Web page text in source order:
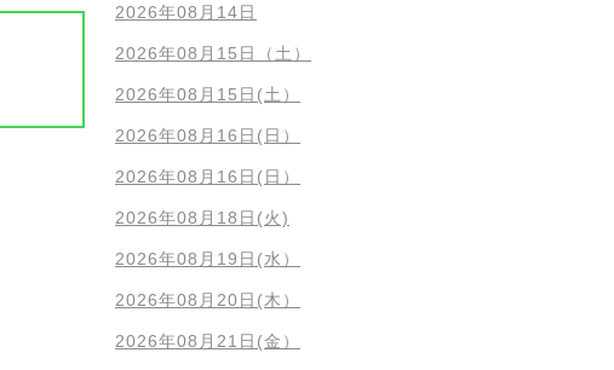
2026年08月14日
2026年08月15日（土）
2026年08月15日(土）
2026年08月16日(日）
2026年08月16日(日）
2026年08月18日(火)
2026年08月19日(水）
2026年08月20日(木）
2026年08月21日(金）